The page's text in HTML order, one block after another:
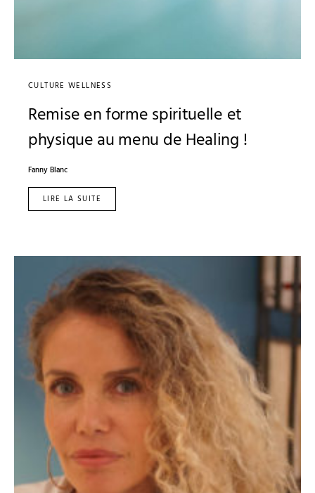
CULTURE WELLNESS
Remise en forme spirituelle et
physique au menu de Healing !
Fanny Blanc
LIRE LA SUITE